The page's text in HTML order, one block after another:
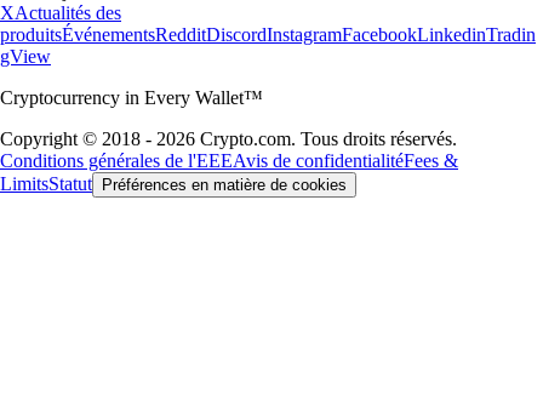
XActualités des
produitsÉvénementsRedditDiscordInstagramFacebookLinkedinTradin
gView
Cryptocurrency in Every Wallet™
Copyright © 2018 - 2026 Crypto.com. Tous droits réservés.
Conditions générales de l'EEEAvis de confidentialitéFees &
LimitsStatut Préférences en matière de cookies